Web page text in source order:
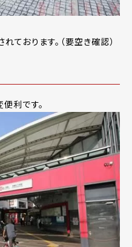
ております。（要空き確認）
利です。